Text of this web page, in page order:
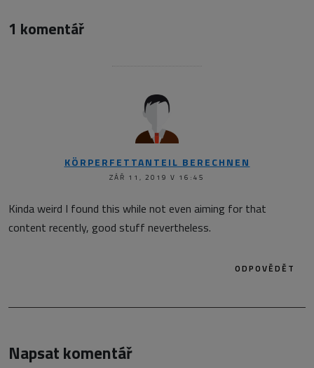
1 komentář
KÖRPERFETTANTEIL BERECHNEN
ZÁŘ 11, 2019 V 16:45
Kinda weird I found this while not even aiming for that
content recently, good stuff nevertheless.
ODPOVĚDĚT
Napsat komentář